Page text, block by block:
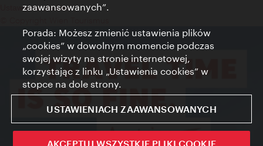
Ustawienia cookies
zaawansowanych”.
Porada: Możesz zmienić ustawienia plików
„cookies” w dowolnym momencie podczas
swojej wizyty na stronie internetowej,
korzystając z linku „Ustawienia cookies” w
stopce na dole strony.
USTAWIENIACH ZAAWANSOWANYCH
AKCEPTUJ WSZYSTKIE PLIKI COOKIE